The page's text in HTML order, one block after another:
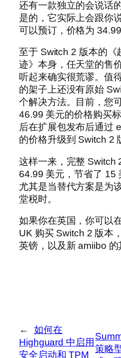
还有一款独立的会说话
是的，它实际上会跟你
可以预订，价格为 34.99
至于 Switch 2 版本的《
迹》本身，任天堂的售
听起来确实很荒谬。值
的架子上还没有原始
个解决方法。目前，您
46.99 美元的价格购买
后在扩展包发布后通过
的价格升级到 Switch 2
这样一来，完整 Switch
64.99 美元，节省了 15
尤其是当替代方案是为
堂税时。
如果你在英国，你可以
UK 购买 Switch 2 版本
英镑，以及新 amiibo 的
←
如何在
Highguard 中启用
安全启动和 TPM
策略